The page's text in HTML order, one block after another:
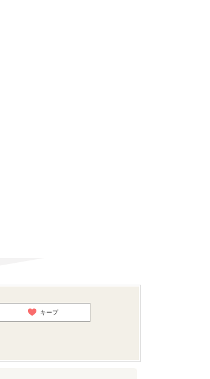
キープ